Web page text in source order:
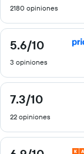
10
2180 opiniones
5.6/10
5.6
10
3 opiniones
7.3/10
7.3
10
22 opiniones
6.9